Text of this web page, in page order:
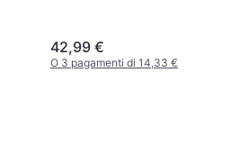
42,99 €
O 3 pagamenti di 14,33 €